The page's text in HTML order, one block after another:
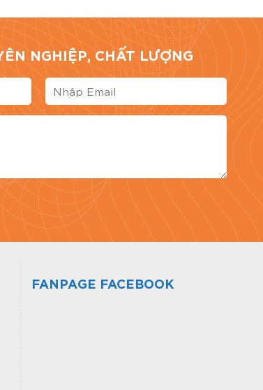
NGHIỆP, CHẤT LƯỢNG
FANPAGE FACEBOOK